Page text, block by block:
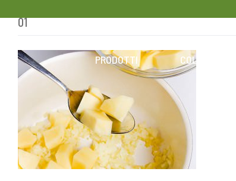
Skip
content
PRODOTTI COLESTEROLO
01